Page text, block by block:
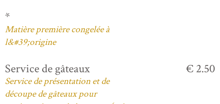
*
Matière première congelée à
l&#39;origine
Service de gâteaux
Service de présentation et de
découpe de gâteaux pour
€ 2.50